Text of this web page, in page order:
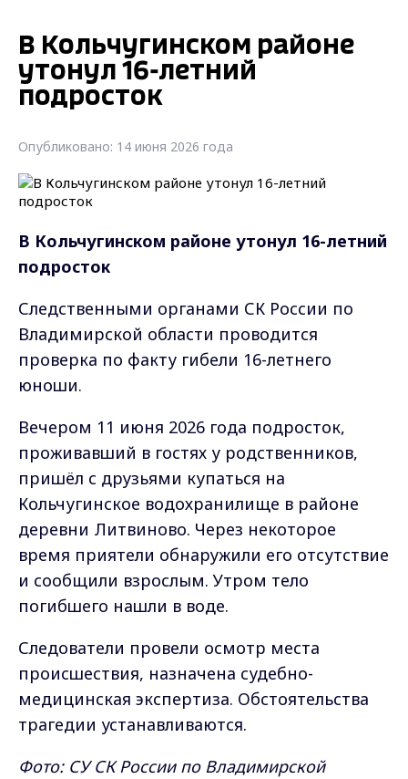
В Кольчугинском районе
утонул 16-летний
подросток
Опубликовано: 14 июня 2026 года
В Кольчугинском районе утонул 16-летний
подросток
Следственными органами СК России по
Владимирской области проводится
проверка по факту гибели 16-летнего
юноши.
Вечером 11 июня 2026 года подросток,
проживавший в гостях у родственников,
пришёл с друзьями купаться на
Кольчугинское водохранилище в районе
деревни Литвиново. Через некоторое
время приятели обнаружили его отсутствие
и сообщили взрослым. Утром тело
погибшего нашли в воде.
Следователи провели осмотр места
происшествия, назначена судебно-
медицинская экспертиза. Обстоятельства
трагедии устанавливаются.
Фото: СУ СК России по Владимирской